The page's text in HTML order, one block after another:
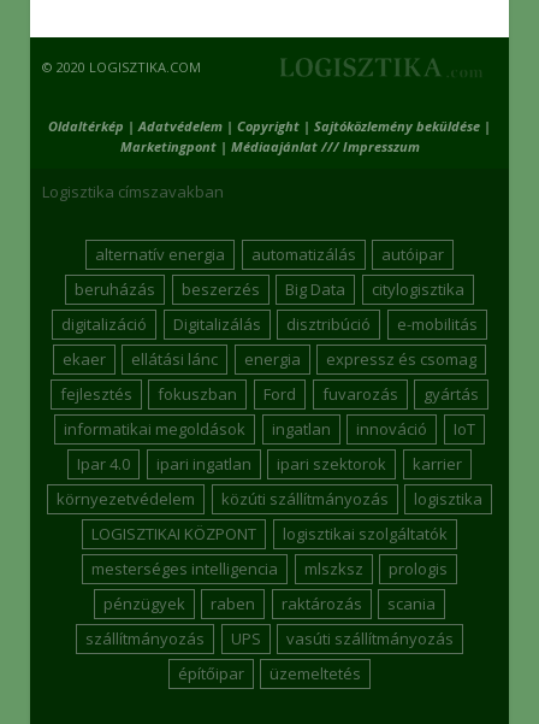
© 2020 LOGISZTIKA.COM
Oldaltérkép | Adatvédelem | Copyright | Sajtóközlemény beküldése |
Marketingpont| Médiaajánlat /// Impresszum
Logisztika címszavakban
alternatív energia automatizálás
autóipar
beruházás
beszerzés Big Data
citylogisztika
digitalizáció
Digitalizálás disztribúció
e-mobilitás
ekaer
ellátási lánc energia
expressz és csomag
fejlesztés
fokuszban Ford fuvarozás
gyártás
informatikai megoldások
ingatlan innováció
IoT
Ipar 4.0
ipari ingatlan ipari szektorok
karrier
környezetvédelem
közúti szállítmányozás
logisztika
LOGISZTIKAI KÖZPONT
logisztikai szolgáltatók
mesterséges intelligencia
mlszksz
prologis
pénzügyek
raben raktározás
scania
szállítmányozás
UPS
vasúti szállítmányozás
építőipar
üzemeltetés